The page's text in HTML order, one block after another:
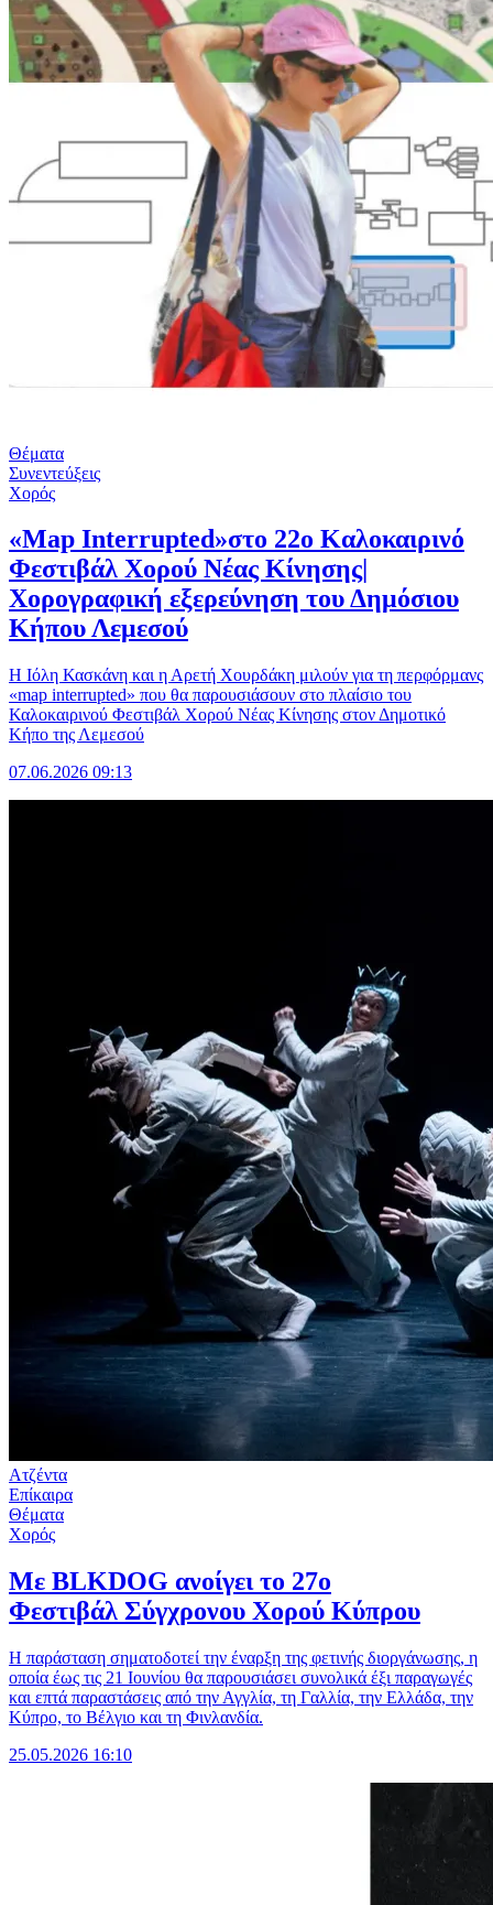
Θέματα
Συνεντεύξεις
Χορός
«Map Interrupted»στο 22ο Καλοκαιρινό
Φεστιβάλ Χορού Νέας Κίνησης|
Χορογραφική εξερεύνηση του Δημόσιου
Κήπου Λεμεσού
Η Ιόλη Κασκάνη και η Αρετή Χουρδάκη μιλούν για τη περφόρμανς
«map interrupted» που θα παρουσιάσουν στο πλαίσιο του
Καλοκαιρινού Φεστιβάλ Χορού Νέας Κίνησης στον Δημοτικό
Κήπο της Λεμεσού
07.06.2026 09:13
Ατζέντα
Επίκαιρα
Θέματα
Χορός
Με BLKDOG ανοίγει το 27ο
Φεστιβάλ Σύγχρονου Χορού Κύπρου
Η παράσταση σηματοδοτεί την έναρξη της φετινής διοργάνωσης, η
οποία έως τις 21 Ιουνίου θα παρουσιάσει συνολικά έξι παραγωγές
και επτά παραστάσεις από την Αγγλία, τη Γαλλία, την Ελλάδα, την
Κύπρο, το Βέλγιο και τη Φινλανδία.
25.05.2026 16:10